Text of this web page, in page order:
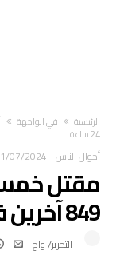
‫الرئيسية‬ في الواجهة
24 ساعة
أحوال الناس-
07/2024
مقتل
849 آخرين في 24 ساعة
التحرير/ واج